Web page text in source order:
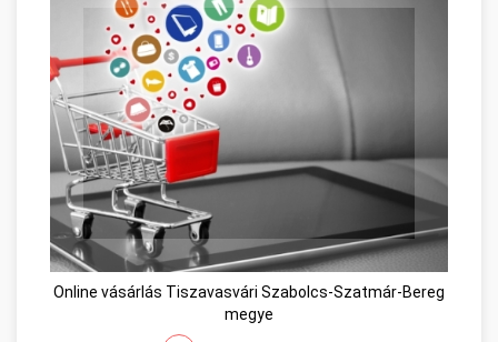
Online vásárlás Tiszavasvári Szabolcs-Szatmár-Bereg
megye